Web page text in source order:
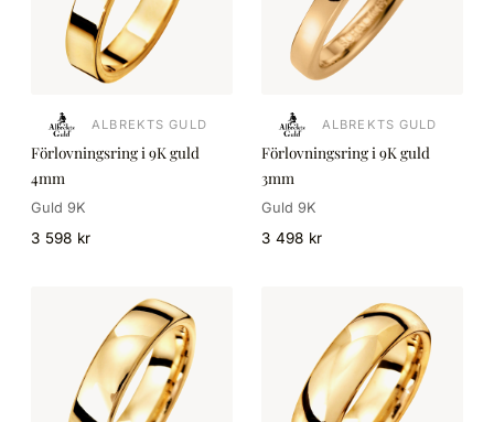
ALBREKTS GULD
Förlovningsring i 9K guld
4mm
Guld 9K
3 598 kr
ALBREKTS GULD
Förlovningsring i 9K guld
3mm
Guld 9K
3 498 kr